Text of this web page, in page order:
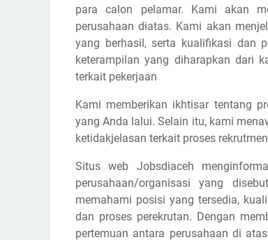
para calon pelamar. Kami akan
perusahaan diatas. Kami akan
yang berhasil, serta kualifikasi dan
keterampilan yang diharapkan dari
terkait pekerjaan
Kami memberikan ikhtisar tentang
yang Anda lalui. Selain itu, kami
ketidakjelasan terkait proses
Situs web Jobsdiaceh
perusahaan/organisasi yang
memahami posisi yang tersedia,
dan proses perekrutan. Dengan
pertemuan antara perusahaan di